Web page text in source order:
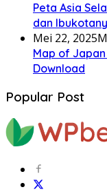
Peta Asia
dan
Mei 22, 2025
Map of
Download
Popular Post